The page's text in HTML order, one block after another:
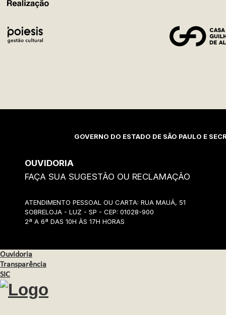
REALIZAÇÃO
GOVERNO DO ESTADO DE SÃO PAULO E
OUVIDORIA
FAÇA SUA SUGESTÃO OU RECLAMAÇÃO
ATENDIMENTO PESSOAL OU CARTA: RUA MAUÁ, 51
SOBRELOJA - LUZ - SP - CEP: 01028-900
2ª A 6ª DAS 10H ÀS 17H HORAS
Ouvidoria
Transparência
SIC